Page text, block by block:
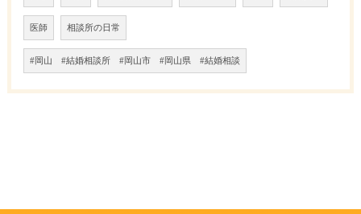
医師 相談所の日常
#岡山 #結婚相談所 #岡山市 #岡山県 #結婚相談